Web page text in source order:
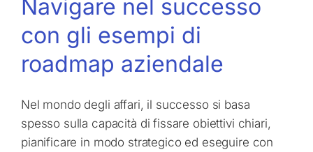
Navigare nel successo
con gli esempi di
roadmap aziendale
Nel mondo degli affari, il successo si basa
spesso sulla capacità di fissare obiettivi chiari,
pianificare in modo strategico ed eseguire con